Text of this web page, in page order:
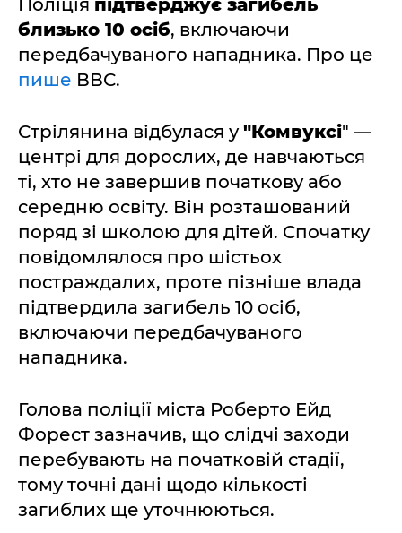
Поліція підтверджує загибель
близько 10 осіб, включаючи
передбачуваного нападника. Про це
пише ВВС.
Стрілянина відбулася у"Комвуксі" —
центрі для дорослих, де навчаються
ті, хто не завершив початкову або
середню освіту. Він розташований
поряд зі школою для дітей. Спочатку
повідомлялося про шістьох
постраждалих, проте пізніше влада
підтвердила загибель 10 осіб,
включаючи передбачуваного
нападника.
Голова поліції міста Роберто Ейд
Форест зазначив, що слідчі заходи
перебувають на початковій стадії,
тому точні дані щодо кількості
загиблих ще уточнюються.